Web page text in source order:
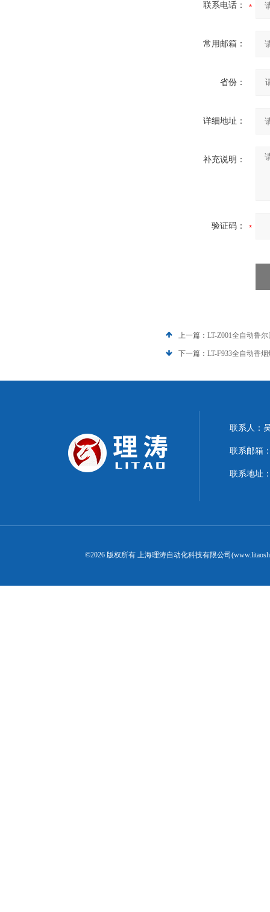
联系电话：
常用邮箱：
省份：
详细地址：
补充说明：
验证码：
上一篇： LT-Z001全自动鲁
下一篇： LT-F933全自动香
联系人：
联系邮箱
联系地址
©2026 版权所有 上海理涛自动化科技有限公司